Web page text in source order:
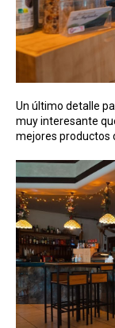
Un último detalle
muy interesante
mejores productos